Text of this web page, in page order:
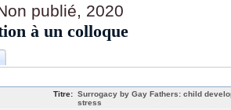
publié, 2020
à un colloque
Titre: Surrogacy by Gay Fathers: child
stress